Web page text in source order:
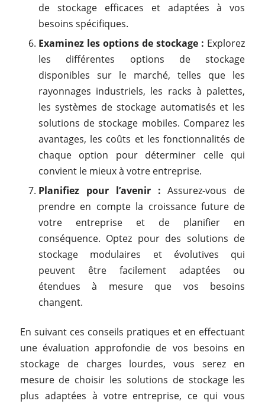
de stockage efficaces et adaptées à vos
besoins spécifiques.
Examinez les options de stockage : Explorez
les différentes options de stockage
disponibles sur le marché, telles que les
rayonnages industriels, les racks à palettes,
les systèmes de stockage automatisés et les
solutions de stockage mobiles. Comparez les
avantages, les coûts et les fonctionnalités de
chaque option pour déterminer celle qui
convient le mieux à votre entreprise.
Planifiez pour l’avenir : Assurez-vous de
prendre en compte la croissance future de
votre entreprise et de planifier en
conséquence. Optez pour des solutions de
stockage modulaires et évolutives qui
peuvent être facilement adaptées ou
étendues à mesure que vos besoins
changent.
En suivant ces conseils pratiques et en effectuant
une évaluation approfondie de vos besoins en
stockage de charges lourdes, vous serez en
mesure de choisir les solutions de stockage les
plus adaptées à votre entreprise, ce qui vous